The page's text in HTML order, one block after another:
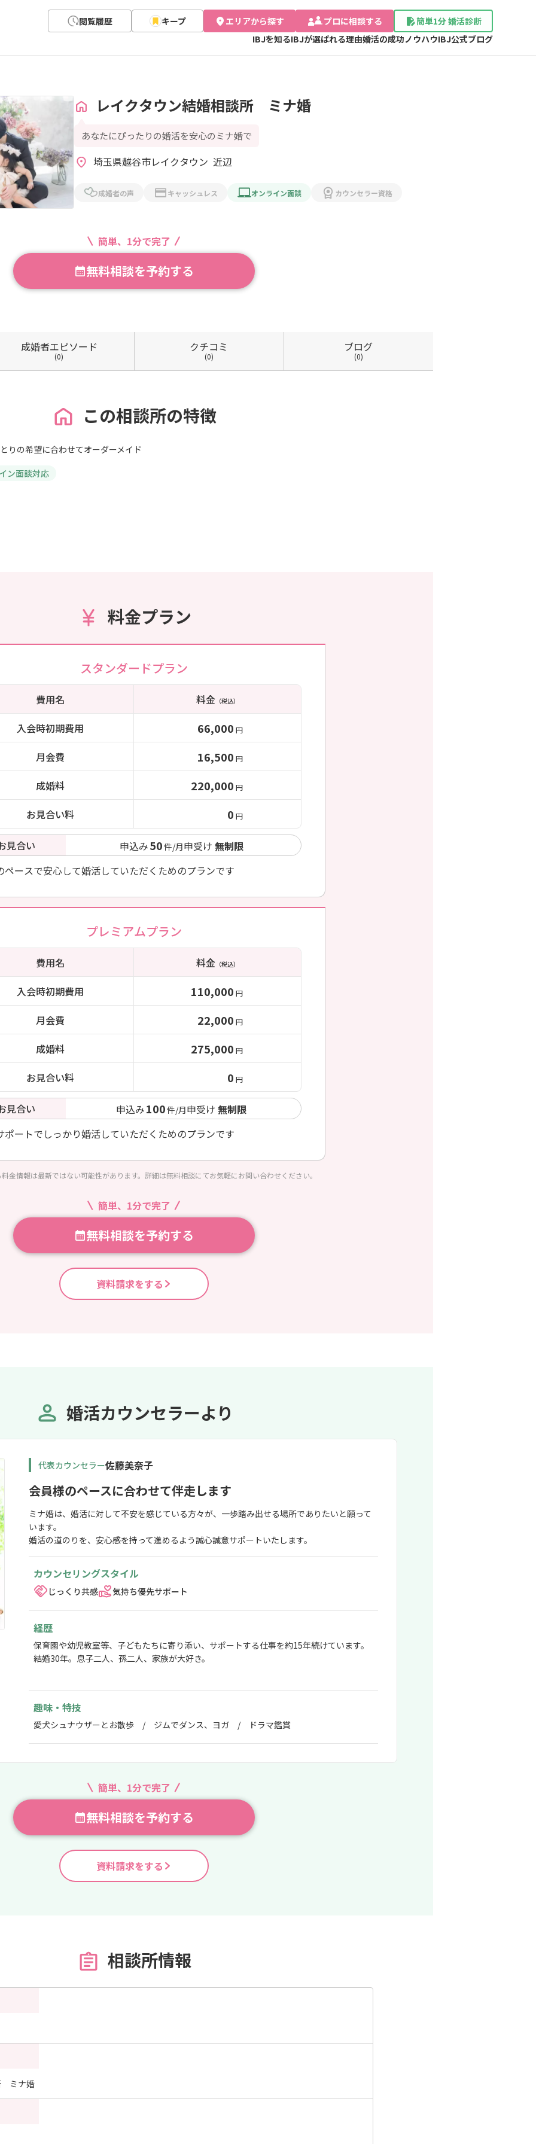
閲覧履歴 キープ エリアから探す プロに相談する
簡単1分 婚活診断
IBJを知るIBJが選ばれる理由婚活の成功ノウハウIBJ公式ブログ
レイクタウン結婚相談所 ミナ婚
あなたにぴったりの婚活を安心のミナ婚で
埼玉県越谷市レイクタウン  近辺
成婚者の声 キャッシュレス オンライン面談 カウンセラー資格
簡単、1分で完了
無料相談を予約する
成婚者エピソード
(0)
クチコミ
(0)
ブログ
(0)
この相談所の特徴
りの希望に合わせてオーダーメイド
ン面談対応
料金プラン
スタンダードプラン
費用名 料金（税込）
入会時初期費用 66,000 円
月会費 16,500 円
成婚料 220,000 円
お見合い料 0 円
見合い 申込み50件/月申受け 無制限
ペースで安心して婚活していただくためのプランです
プレミアムプラン
費用名 料金（税込）
入会時初期費用 110,000 円
月会費 22,000 円
成婚料 275,000 円
お見合い料 0 円
見合い 申込み100件/月申受け 無制限
ポートでしっかり婚活していただくためのプランです
金情報は最新ではない可能性があります。詳細は無料相談にてお気軽にお問い合わせください。
簡単、1分で完了
無料相談を予約する
資料請求をする
婚活カウンセラーより
代表カウンセラー佐藤美奈子
会員様のペースに合わせて伴走します
ミナ婚は、婚活に対して不安を感じている方々が、一歩踏み出せる場所でありたいと願って
います。
婚活の道のりを、安心感を持って進めるよう誠心誠意サポートいたします。
カウンセリングスタイル
じっくり共感 気持ち優先サポート
経歴
保育園や幼児教室等、子どもたちに寄り添い、サポートする仕事を約15年続けています。
結婚30年。息子二人、孫二人、家族が大好き。
趣味・特技
愛犬シュナウザーとお散歩 / ジムでダンス、ヨガ / ドラマ鑑賞
簡単、1分で完了
無料相談を予約する
資料請求をする
相談所情報
ミナ婚